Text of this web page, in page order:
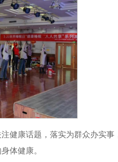
健康话题，落实为群众办实
体健康。